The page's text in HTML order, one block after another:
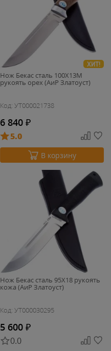
ХИТ!
Нож Бекас сталь 100Х13М
рукоять орех (АиР Златоуст)
Код: УТ000021738
6 840 ₽
5.0
В корзину
Нож Бекас сталь 95Х18 рукоять
кожа (АиР Златоуст)
Код: УТ000030295
5 600 ₽
0.0